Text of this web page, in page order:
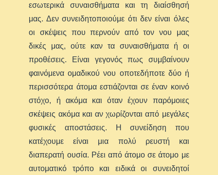
εσωτερικά συναισθήματα και τη διαίσθησή
μας. Δεν συνειδητοποιούμε ότι δεν είναι όλες
οι σκέψεις που περνούν από τον νου μας
δικές μας, ούτε καν τα συναισθήματα ή οι
προθέσεις. Είναι γεγονός πως συμβαίνουν
φαινόμενα ομαδικού νου οποτεδήποτε δύο ή
περισσότερα άτομα εστιάζονται σε έναν κοινό
στόχο, ή ακόμα και όταν έχουν παρόμοιες
σκέψεις ακόμα και αν χωρίζονται από μεγάλες
φυσικές αποστάσεις. Η συνείδηση που
κατέχουμε είναι μια πολύ ρευστή και
διαπερατή ουσία. Ρέει από άτομο σε άτομο με
αυτοματικό τρόπο και ειδικά οι συνειδητοί